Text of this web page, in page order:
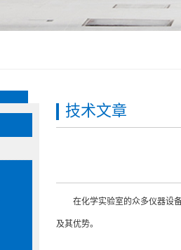
技术文章
在化学实验室的众多仪器设备
及其优势。